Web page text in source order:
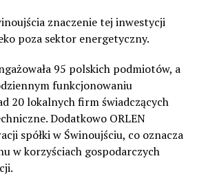
znaczenie tej inwestycji
poza sektor energetyczny.
95 polskich podmiotów, a
funkcjonowaniu
20 lokalnych firm świadczących
Dodatkowo ORLEN
spółki w Świnoujściu, co oznacza
w korzyściach gospodarczych